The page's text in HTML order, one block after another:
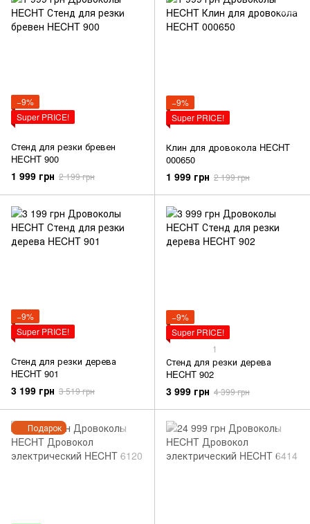
−9%
Super PRICE!
Стенд для резки бревен
HECHT 900
1 999 грн 2 199 грн
−9%
Super PRICE!
Клин для дровокола HECHT
000650
1 999 грн 2 199 грн
−9%
Super PRICE!
Стенд для резки дерева
HECHT 901
3 199 грн 3 519 грн
−9%
Super PRICE!
1
Стенд для резки дерева
HECHT 902
3 999 грн 4 399 грн
Подарок